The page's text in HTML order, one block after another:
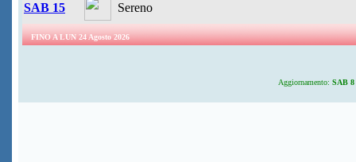
SAB 15 Sereno
FINO A LUN 24 Agosto 2026
Aggiornamento: SAB 8